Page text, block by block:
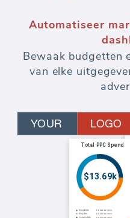
Automatiseer
Bewaak budgetten
van elke